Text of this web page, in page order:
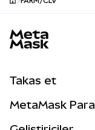
Takas et
MetaMask Para